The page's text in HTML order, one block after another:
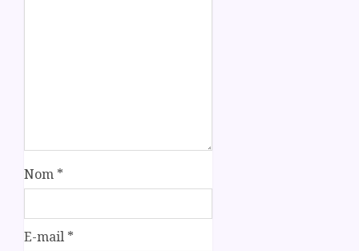
Nom *
E-mail *